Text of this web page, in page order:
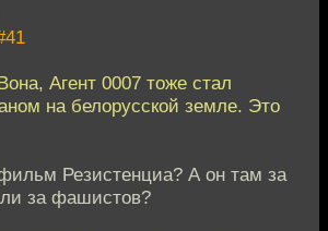
Агент 0007 тоже стал
на белорусской земле. Это
Резистенциа? А он там за
за фашистов?